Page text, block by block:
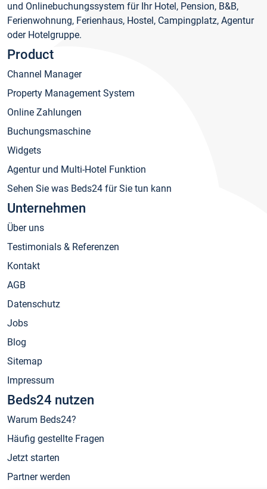
und Onlinebuchungssystem für Ihr Hotel, Pension, B&B,
Ferienwohnung, Ferienhaus, Hostel, Campingplatz, Agentur
oder Hotelgruppe.
Product
Channel Manager
Property Management System
Online Zahlungen
Buchungsmaschine
Widgets
Agentur und Multi-Hotel Funktion
Sehen Sie was Beds24 für Sie tun kann
Unternehmen
Über uns
Testimonials & Referenzen
Kontakt
AGB
Datenschutz
Jobs
Blog
Sitemap
Impressum
Beds24 nutzen
Warum Beds24?
Häufig gestellte Fragen
Jetzt starten
Partner werden